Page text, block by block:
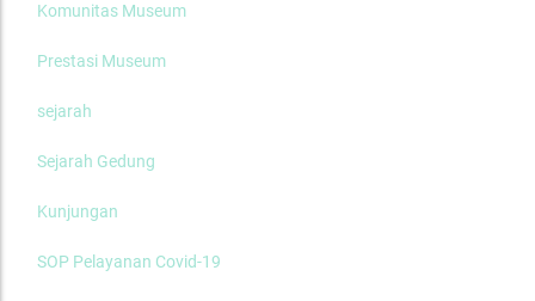
Komunitas Museum
Prestasi Museum
sejarah
Sejarah Gedung
Kunjungan
SOP Pelayanan Covid-19